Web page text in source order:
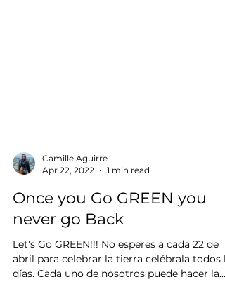
Apr 22, 2022
1 min read
Once you Go GREEN you
never go Back
Let's Go GREEN!!! No esperes a cada 22 de
abril para celebrar la tierra celébrala todos